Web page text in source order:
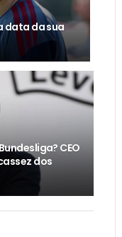
data da sua
CEO
dos